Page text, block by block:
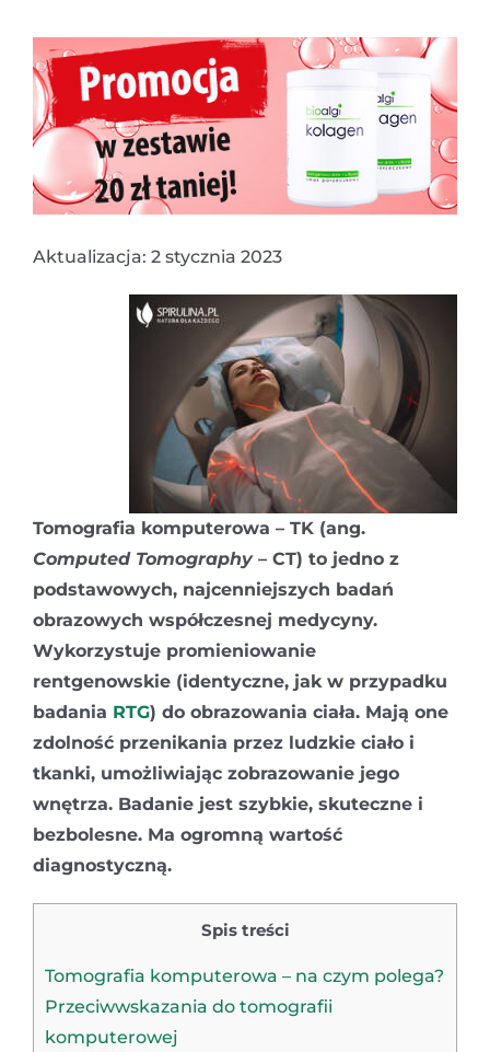
Aktualizacja: 2 stycznia 2023
Tomografia komputerowa – TK (ang.
Computed Tomography– CT) to jedno z
podstawowych, najcenniejszych badań
obrazowych współczesnej medycyny.
Wykorzystuje promieniowanie
rentgenowskie (identyczne, jak w przypadku
badania RTG) do obrazowania ciała. Mają one
zdolność przenikania przez ludzkie ciało i
tkanki, umożliwiając zobrazowanie jego
wnętrza. Badanie jest szybkie, skuteczne i
bezbolesne. Ma ogromną wartość
diagnostyczną.
Spis treści
Tomografia komputerowa – na czym polega?
Przeciwwskazania do tomografii
komputerowej